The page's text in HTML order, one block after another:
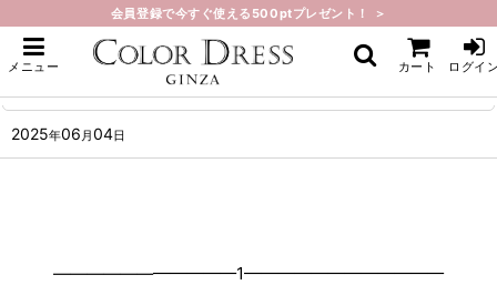
会員登録で今すぐ使える500ptプレゼント！ ＞
メニュー カート ログイ
ホーム > What's New > 人気商品再入荷しました。
人気商品再入荷しました。
2025年06 月04日
———————————1————————————